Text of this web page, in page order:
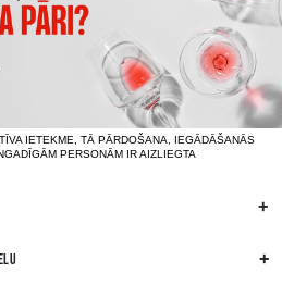
IETEKME, TĀ PĀRDOŠANA, IEGĀDĀŠANĀS
PERSONĀM IR AIZLIEGTA